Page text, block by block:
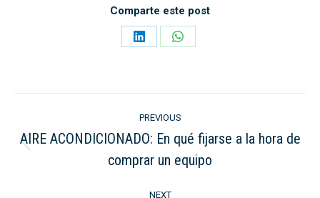
Comparte este post
Share
Share
navigation
PREVIOUS
Previous
post:
AIRE ACONDICIONADO: En qué fijarse a la hora de
comprar un equipo
NEXT